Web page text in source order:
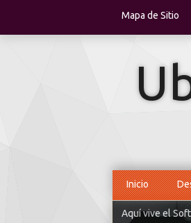
Mapa de Sitio
Inicio
Aquí vive el